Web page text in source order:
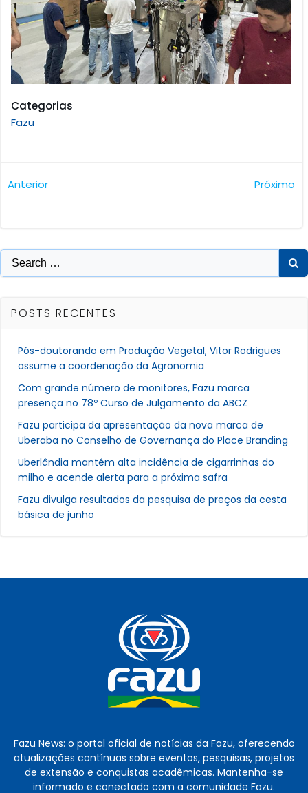
Categorias
Fazu
Navegação
Post
Anterior
Post
Próximo
Search
for:
POSTS RECENTES
Pós-doutorando em Produção Vegetal, Vitor Rodrigues
assume a coordenação da Agronomia
Com grande número de monitores, Fazu marca
presença no 78º Curso de Julgamento da ABCZ
Fazu participa da apresentação da nova marca de
Uberaba no Conselho de Governança do Place Branding
Uberlândia mantém alta incidência de cigarrinhas do
milho e acende alerta para a próxima safra
Fazu divulga resultados da pesquisa de preços da cesta
básica de junho
Fazu News: o portal oficial de notícias da Fazu, oferecendo
atualizações contínuas sobre eventos, pesquisas, projetos
de extensão e conquistas acadêmicas. Mantenha-se
informado e conectado com a comunidade Fazu.